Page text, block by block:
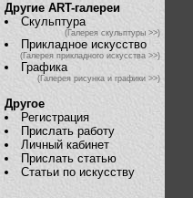
Другие ART-галереи
Скульптура
(Галерея скульптуры >>)
Прикладное искусство
(Галерея прикладного искусства >>)
Графика
(Галерея рисунка и графики >>)
Другое
Регистрация
Прислать работу
Личный кабинет
Прислать статью
Статьи по искусству